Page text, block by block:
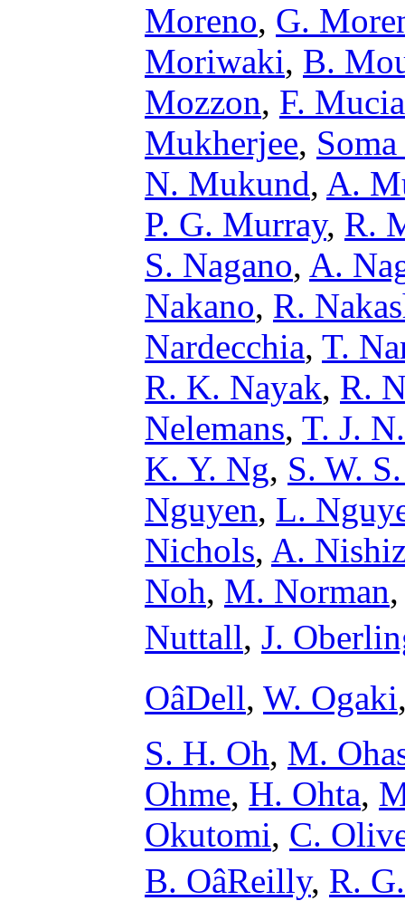
Moreno, G.
Moriwaki, B.
Mozzon, F.
Mukherjee,
N. Mukund, A.
P. G. Murray, R.
S. Nagano, A.
Nakano, R.
Nardecchia, T.
R. K. Nayak, R.
Nelemans, T. J.
K. Y. Ng, S. W.
Nguyen, L.
Nichols, A.
Noh, M. Norman
Nuttall, J.
OâDell, W. Ogaki
S. H. Oh, M.
Ohme, H. Ohta,
Okutomi, C.
B. OâReilly, R.